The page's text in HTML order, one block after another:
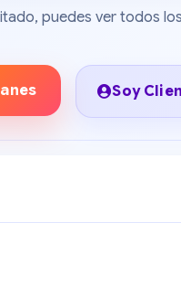
puedes ver todos
Soy